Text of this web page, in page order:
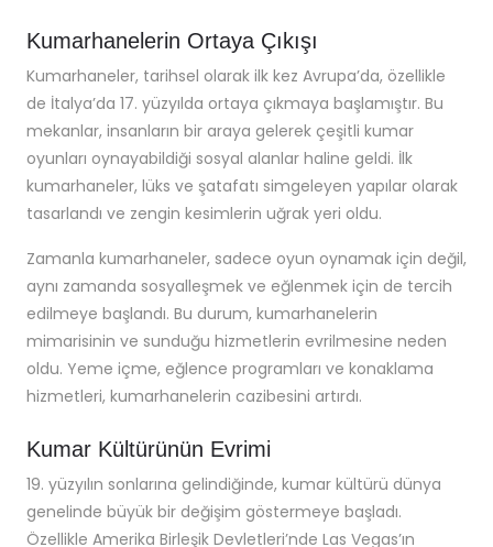
Kumarhanelerin Ortaya Çıkışı
Kumarhaneler, tarihsel olarak ilk kez Avrupa’da, özellikle
de İtalya’da 17. yüzyılda ortaya çıkmaya başlamıştır. Bu
mekanlar, insanların bir araya gelerek çeşitli kumar
oyunları oynayabildiği sosyal alanlar haline geldi. İlk
kumarhaneler, lüks ve şatafatı simgeleyen yapılar olarak
tasarlandı ve zengin kesimlerin uğrak yeri oldu.
Zamanla kumarhaneler, sadece oyun oynamak için değil,
aynı zamanda sosyalleşmek ve eğlenmek için de tercih
edilmeye başlandı. Bu durum, kumarhanelerin
mimarisinin ve sunduğu hizmetlerin evrilmesine neden
oldu. Yeme içme, eğlence programları ve konaklama
hizmetleri, kumarhanelerin cazibesini artırdı.
Kumar Kültürünün Evrimi
19. yüzyılın sonlarına gelindiğinde, kumar kültürü dünya
genelinde büyük bir değişim göstermeye başladı.
Özellikle Amerika Birleşik Devletleri’nde Las Vegas’ın